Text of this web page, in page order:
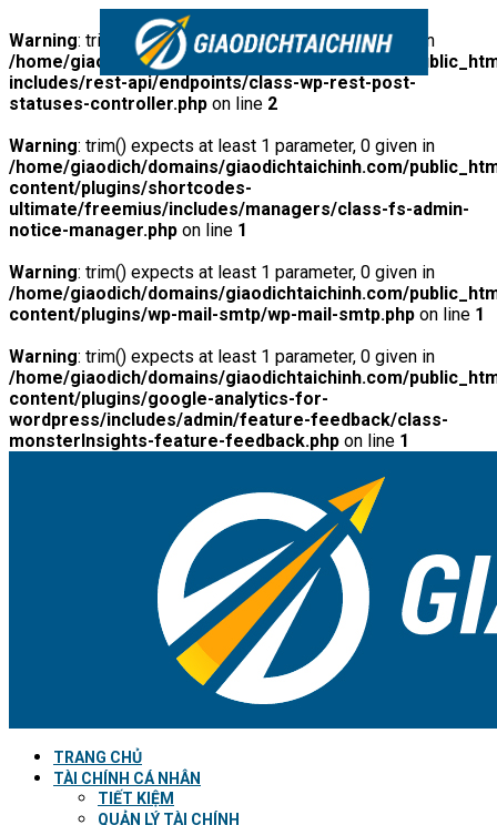
Warning: trim() expects at least 1 parameter, 0 given in
/home/giaodich/domains/giaodichtaichinh.com/
includes/rest-api/endpoints/class-wp-rest-post-
statuses-controller.php on line 2
Warning: trim() expects at least 1 parameter, 0 given in
/home/giaodich/domains/giaodichtaichinh.com/
content/plugins/shortcodes-
ultimate/freemius/includes/managers/class-fs-admin-
notice-manager.php on line 1
Warning: trim() expects at least 1 parameter, 0 given in
/home/giaodich/domains/giaodichtaichinh.com/
content/plugins/wp-mail-smtp/wp-mail-smtp.php on line 1
Warning: trim() expects at least 1 parameter, 0 given in
/home/giaodich/domains/giaodichtaichinh.com/
content/plugins/google-analytics-for-
wordpress/includes/admin/feature-feedback/class-
monsterInsights-feature-feedback.php on line 1
TRANG CHỦ
TÀI CHÍNH CÁ NHÂN
TIẾT KIỆM
QUẢN LÝ TÀI CHÍNH